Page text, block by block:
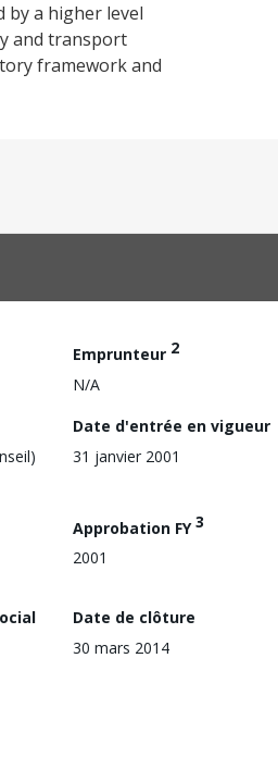
by a higher level
and transport
framework and
Emprunteur 2
N/A
Date d'entrée en vigueur
31 janvier 2001
Approbation FY3
2001
Date de clôture
30 mars 2014